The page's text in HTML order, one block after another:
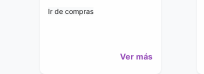
Ir de compras
Ver más